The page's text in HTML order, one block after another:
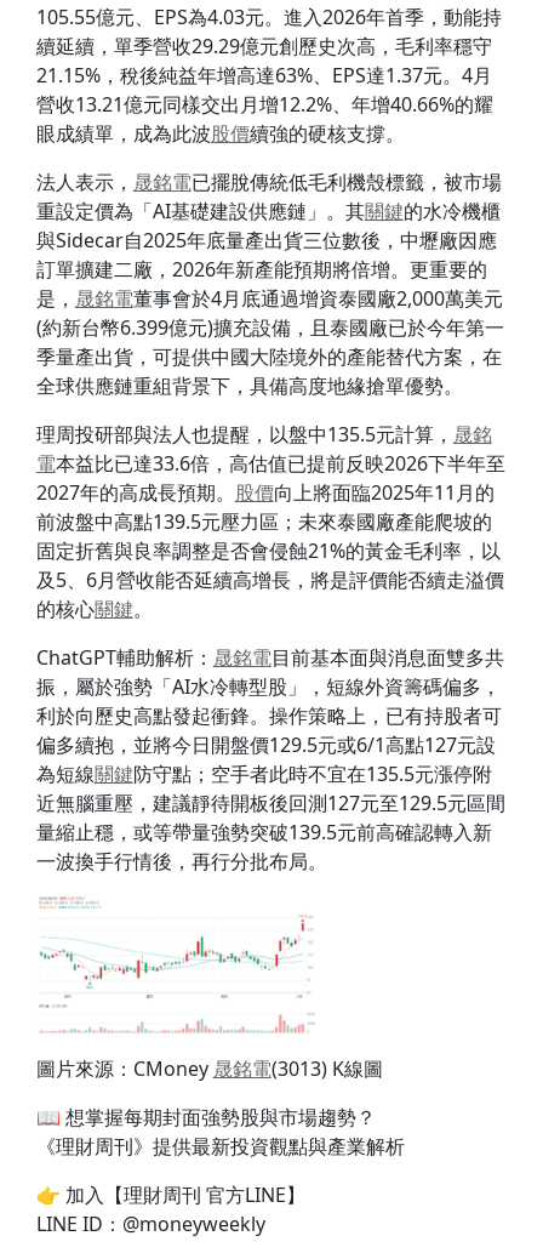
105.55億元、EPS為4.03元。進入2026年首季，動能持
續延續，單季營收29.29億元創歷史次高，毛利率穩守
21.15%，稅後純益年增高達63%、EPS達1.37元。4月
營收13.21億元同樣交出月增12.2%、年增40.66%的耀
眼成績單，成為此波股價續強的硬核支撐。
法人表示， 晟銘電已擺脫傳統低毛利機殼標籤，被市場
重設定價為「AI基礎建設供應鏈」。其關鍵的水冷機櫃
與Sidecar自2025年底量產出貨三位數後，中壢廠因應
訂單擴建二廠，2026年新產能預期將倍增。更重要的
是， 晟銘電董事會於4月底通過增資泰國廠2,000萬美元
(約新台幣6.399億元)擴充設備，且泰國廠已於今年第一
季量產出貨，可提供中國大陸境外的產能替代方案，在
全球供應鏈重組背景下，具備高度地緣搶單優勢。
理周投研部與法人也提醒，以盤中135.5元計算， 晟銘
電本益比已達33.6倍，高估值已提前反映2026下半年至
2027年的高成長預期。 股價向上將面臨2025年11月的
前波盤中高點139.5元壓力區；未來泰國廠產能爬坡的
固定折舊與良率調整是否會侵蝕21%的黃金毛利率，以
及5、6月營收能否延續高增長，將是評價能否續走溢價
的核心關鍵。
ChatGPT輔助解析： 晟銘電目前基本面與消息面雙多共
振，屬於強勢「AI水冷轉型股」，短線外資籌碼偏多，
利於向歷史高點發起衝鋒。操作策略上，已有持股者可
偏多續抱，並將今日開盤價129.5元或6/1高點127元設
為短線關鍵防守點；空手者此時不宜在135.5元漲停附
近無腦重壓，建議靜待開板後回測127元至129.5元區間
量縮止穩，或等帶量強勢突破139.5元前高確認轉入新
一波換手行情後，再行分批布局。
圖片來源：CMoney 晟銘電(3013) K線圖
📖 想掌握每期封面強勢股與市場趨勢？
《理財周刊》提供最新投資觀點與產業解析
👉 加入【理財周刊 官方LINE】
LINE ID：@moneyweekly